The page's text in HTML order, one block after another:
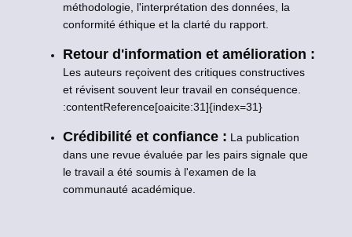
méthodologie, l'interprétation des données, la
conformité éthique et la clarté du rapport.
Retour d'information et amélioration :
Les auteurs reçoivent des critiques constructives
et révisent souvent leur travail en conséquence.
:contentReference[oaicite:31]{index=31}
Crédibilité et confiance : La publication
dans une revue évaluée par les pairs signale que
le travail a été soumis à l'examen de la
communauté académique.